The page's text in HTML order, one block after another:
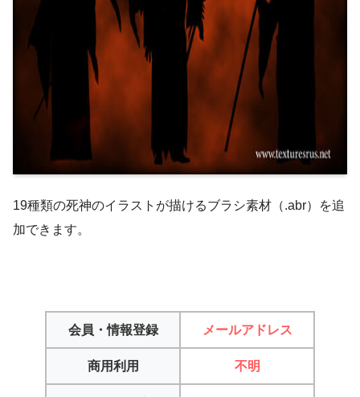
19種類の死神のイラストが描けるブラシ素材（.abr）を追
加できます。
会員・情報登録 メールアドレス
商用利用 不明